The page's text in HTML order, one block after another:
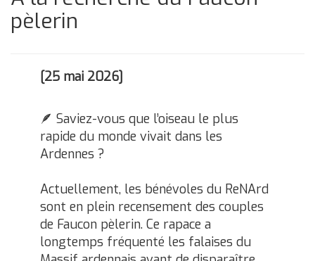
pèlerin
[25 mai 2026]
🪶 Saviez-vous que l’oiseau le plus
rapide du monde vivait dans les
Ardennes ?
Actuellement, les bénévoles du ReNArd
sont en plein recensement des couples
de Faucon pèlerin. Ce rapace a
longtemps fréquenté les falaises du